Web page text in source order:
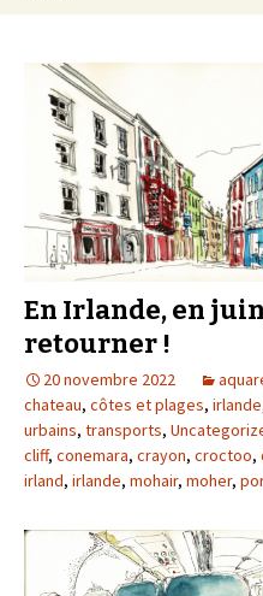
En Irlande, en
retourner !
20 novembre 2022
chateau, côtes et plages, irlande
urbains, transports,
cliff, conemara, crayon, croctoo,
irland, irlande, mohair, moher,